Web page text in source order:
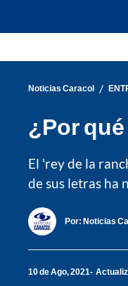
Noticias Caracol /
¿Por
El 'rey de la
de sus letras ha
Por: Noticias
10 de Ago, 2021